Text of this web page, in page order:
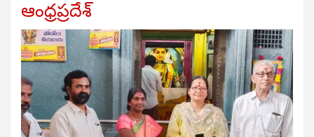
ఆంధ్రప్రదేశ్